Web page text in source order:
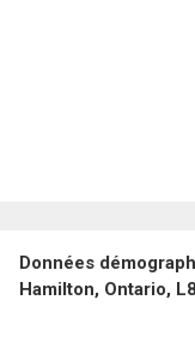
Données
Hamilton, Ontario,